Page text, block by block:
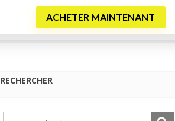
Jantes et Pneus Detailing intérieur
RECHERCHER
ACHETER MAINTENANT